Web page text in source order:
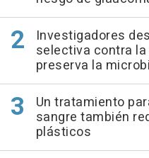
Investigadores
selectiva contra
preserva la
Un tratamiento
sangre también
plásticos